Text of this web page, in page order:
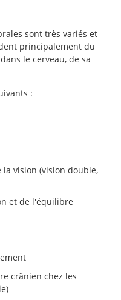
sont très variés et
principalement du
le cerveau, de sa
:
vision (vision double,
et de l'équilibre
crânien chez les